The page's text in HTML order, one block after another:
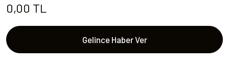
0,00 TL
Gelince Haber Ver